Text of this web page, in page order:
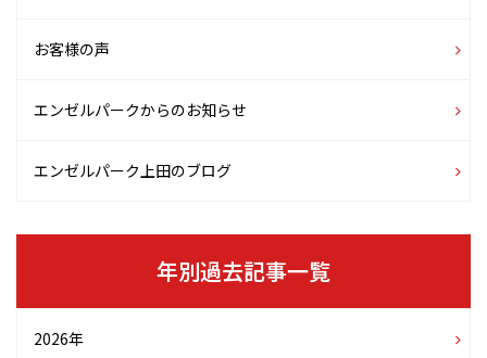
お客様の声
エンゼルパークからのお知らせ
エンゼルパーク上田のブログ
年別過去記事一覧
2026年